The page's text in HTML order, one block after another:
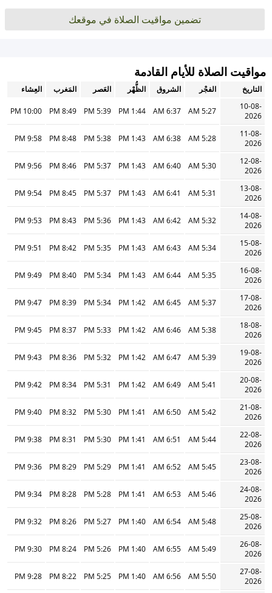
تضمين مواقيت الصلاة في موقعك
مواقيت الصلاة للأيام القادمة
التاريخ الفجْر الشروق الظُّهْر العَصر المَغرب
العِشاء
10-08-
2026
5:27 AM
6:37 AM
1:44 PM
5:39 PM
8:49 PM
10:00 PM
11-08-
2026
5:28 AM
6:38 AM
1:43 PM
5:38 PM
8:48 PM
9:58 PM
12-08-
2026
5:30 AM
6:40 AM
1:43 PM
5:37 PM
8:46 PM
9:56 PM
13-08-
2026
5:31 AM
6:41 AM
1:43 PM
5:37 PM
8:45 PM
9:54 PM
14-08-
2026
5:32 AM
6:42 AM
1:43 PM
5:36 PM
8:43 PM
9:53 PM
15-08-
2026
5:34 AM
6:43 AM
1:43 PM
5:35 PM
8:42 PM
9:51 PM
16-08-
2026
5:35 AM
6:44 AM
1:43 PM
5:34 PM
8:40 PM
9:49 PM
17-08-
2026
5:37 AM
6:45 AM
1:42 PM
5:34 PM
8:39 PM
9:47 PM
18-08-
2026
5:38 AM
6:46 AM
1:42 PM
5:33 PM
8:37 PM
9:45 PM
19-08-
2026
5:39 AM
6:47 AM
1:42 PM
5:32 PM
8:36 PM
9:43 PM
20-08-
2026
5:41 AM
6:49 AM
1:42 PM
5:31 PM
8:34 PM
9:42 PM
21-08-
2026
5:42 AM
6:50 AM
1:41 PM
5:30 PM
8:32 PM
9:40 PM
22-08-
2026
5:44 AM
6:51 AM
1:41 PM
5:30 PM
8:31 PM
9:38 PM
23-08-
2026
5:45 AM
6:52 AM
1:41 PM
5:29 PM
8:29 PM
9:36 PM
24-08-
2026
5:46 AM
6:53 AM
1:41 PM
5:28 PM
8:28 PM
9:34 PM
25-08-
2026
5:48 AM
6:54 AM
1:40 PM
5:27 PM
8:26 PM
9:32 PM
26-08-
2026
5:49 AM
6:55 AM
1:40 PM
5:26 PM
8:24 PM
9:30 PM
27-08-
2026
5:50 AM
6:56 AM
1:40 PM
5:25 PM
8:22 PM
9:28 PM